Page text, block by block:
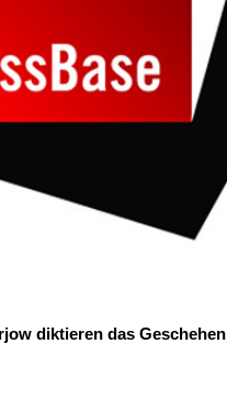
diktieren das Geschehen